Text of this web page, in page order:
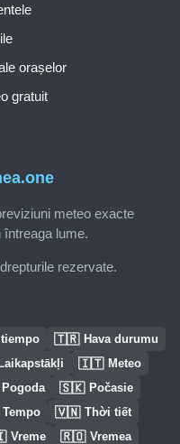
meteo exacte
întreaga lume.
rezervate.
orașelor
gratuit
🇹🇷 Hava durumu
Laikapstākļi 🇮🇹 Meteo
Pogoda 🇸🇰 Počasie
Tempo 🇻🇳 Thời tiết
Vreme 🇷🇴 Vremea